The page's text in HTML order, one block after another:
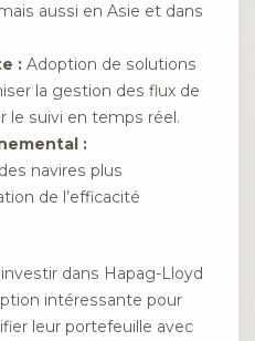
aussi en Asie et dans
: Adoption de solutions
la gestion des flux de
le suivi en temps réel.
:
navires plus
de l’efficacité
dans Hapag-Lloyd
intéressante pour
leur portefeuille avec